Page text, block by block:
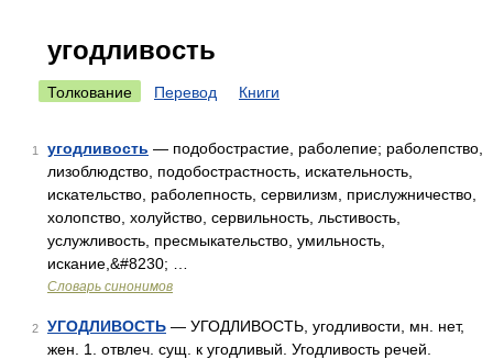
угодливость
Толкование Перевод Книги
1 угодливость — подобострастие, раболепие; раболепство,
лизоблюдство, подобострастность, искательность,
искательство, раболепность, сервилизм, прислужничество,
холопство, холуйство, сервильность, льстивость,
услужливость, пресмыкательство, умильность,
искание,&#8230; …
Словарь синонимов
2 УГОДЛИВОСТЬ — УГОДЛИВОСТЬ, угодливости, мн. нет,
жен. 1. отвлеч. сущ. к угодливый. Угодливость речей.